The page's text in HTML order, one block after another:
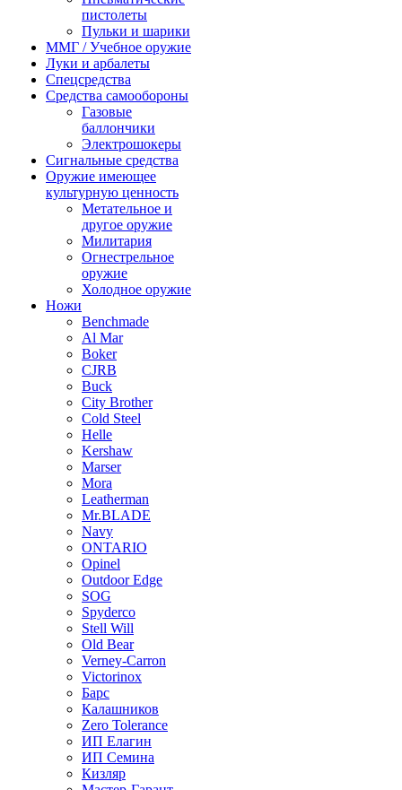
пистолеты
Пульки и шарики
ММГ / Учебное оружие
Луки и арбалеты
Спецсредства
Средства самообороны
Газовые
баллончики
Электрошокеры
Сигнальные средства
Оружие имеющее
культурную ценность
Метательное и
другое оружие
Милитария
Огнестрельное
оружие
Холодное оружие
Ножи
Benchmade
Al Mar
Boker
CJRB
Buck
City Brother
Cold Steel
Helle
Kershaw
Marser
Mora
Leatherman
Mr.BLADE
Navy
ONTARIO
Opinel
Outdoor Edge
SOG
Spyderco
Stell Will
Old Bear
Verney-Carron
Victorinox
Барс
Калашников
Zero Tolerance
ИП Елагин
ИП Семина
Кизляр